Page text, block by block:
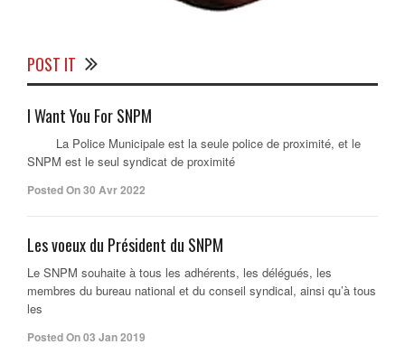
POST IT
I Want You For SNPM
La Police Municipale est la seule police de proximité, et le
SNPM est le seul syndicat de proximité
Posted On 30 Avr 2022
Les voeux du Président du SNPM
Le SNPM souhaite à tous les adhérents, les délégués, les
membres du bureau national et du conseil syndical, ainsi qu’à tous
les
Posted On 03 Jan 2019